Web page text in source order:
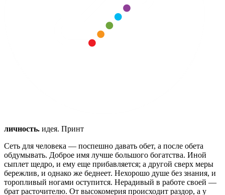
личность. идея. Принт
Сеть для человека — поспешно давать обет, а после обета
обдумывать. Доброе имя лучше большого богатства. Иной
сыплет щедро, и ему еще прибавляется; а другой сверх меры
бережлив, и однако же беднеет. Нехорошо душе без знания, и
торопливый ногами оступится. Нерадивый в работе своей —
брат расточителю. От высокомерия происходит раздор, а у